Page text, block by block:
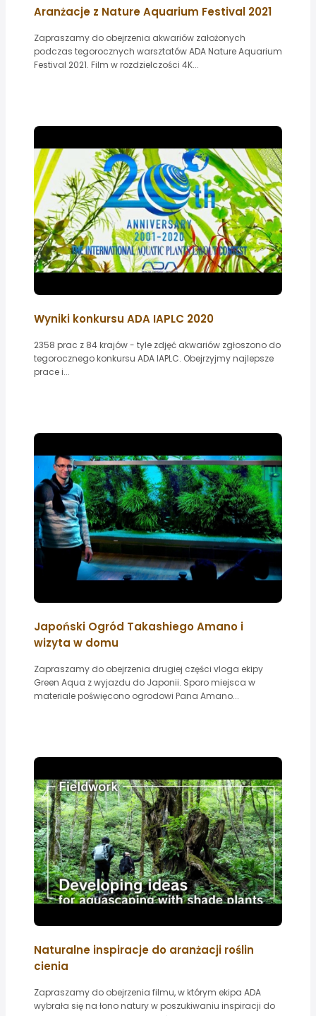
Aranżacje z Nature Aquarium Festival 2021
Zapraszamy do obejrzenia akwariów założonych
podczas tegorocznych warsztatów ADA Nature Aquarium
Festival 2021. Film w rozdzielczości 4K...
Wyniki konkursu ADA IAPLC 2020
2358 prac z 84 krajów - tyle zdjęć akwariów zgłoszono do
tegorocznego konkursu ADA IAPLC. Obejrzyjmy najlepsze
prace i...
Japoński Ogród Takashiego Amano i
wizyta w domu
Zapraszamy do obejrzenia drugiej części vloga ekipy
Green Aqua z wyjazdu do Japonii. Sporo miejsca w
materiale poświęcono ogrodowi Pana Amano...
Naturalne inspiracje do aranżacji roślin
cienia
Zapraszamy do obejrzenia filmu, w którym ekipa ADA
wybrała się na łono natury w poszukiwaniu inspiracji do